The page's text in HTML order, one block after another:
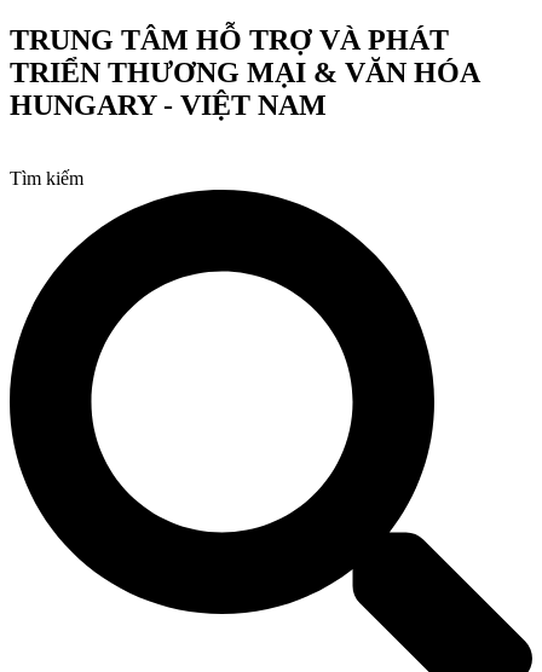
Chuyển
đến
nội
dung
TRUNG TÂM HỖ TRỢ VÀ PHÁT
TRIỂN THƯƠNG MẠI & VĂN HÓA
HUNGARY - VIỆT NAM
Tìm kiếm